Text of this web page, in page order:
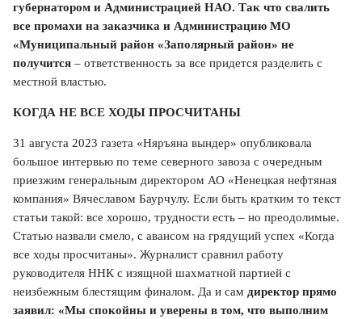
губернатором и Администрацией НАО. Так что свалить
все промахи на заказчика и Администрацию МО
«Муниципальный район «Заполярный район» не
получится – ответственность за все придется разделить с
местной властью.
КОГДА НЕ ВСЕ ХОДЫ ПРОСЧИТАНЫ
31 августа 2023 газета «Няръяна вындер» опубликовала
большое интервью по теме северного завоза с очередным
приезжим генеральным директором АО «Ненецкая нефтяная
компания» Вячеславом Баурчулу. Если быть кратким то текст
статьи такой: все хорошо, трудности есть – но преодолимые.
Статью назвали смело, с авансом на грядущий успех «Когда
все ходы просчитаны». Журналист сравнил работу
руководителя ННК с изящной шахматной партией с
неизбежным блестящим финалом. Да и сам директор прямо
заявил: «Мы спокойны и уверены в том, что выполним